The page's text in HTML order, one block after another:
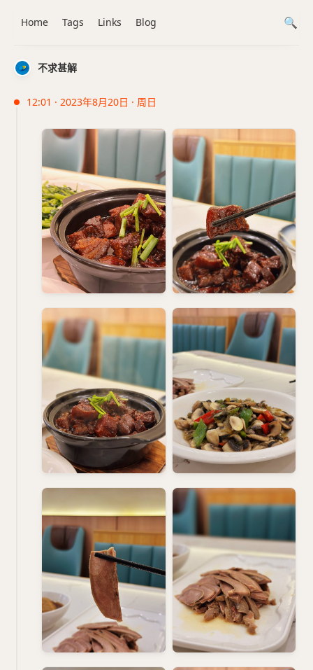
不求甚解
12:01 · 2023年8月20日 · 周日
Home Tags Links Blog